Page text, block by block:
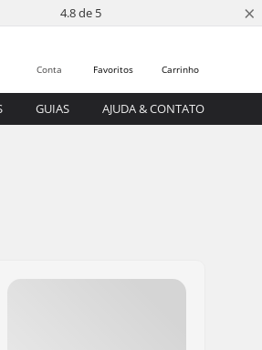
4.8 de 5 ×
Carrinho
Favoritos
Conta
GUIAS AJUDA & CONTATO